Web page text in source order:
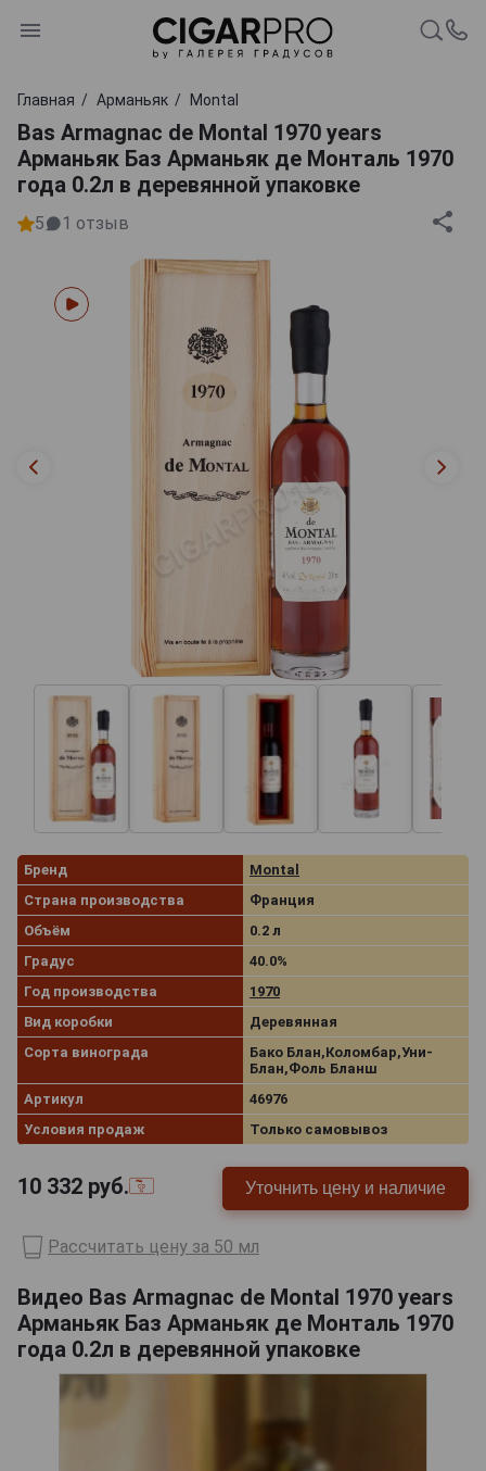
Главная Арманьяк Montal
Bas Armagnac de Montal 1970 years
Арманьяк Баз Арманьяк де Монталь 1970
года 0.2л в деревянной упаковке
5 1 отзыв
Бренд
Montal
Страна производства
Франция
Объём
0.2 л
Градус
40.0%
Год производства
1970
Вид коробки
Деревянная
Сорта винограда
Бако Блан,Коломбар,Уни-
Блан,Фоль Бланш
Артикул
46976
Условия продаж
Только самовывоз
10 332 руб. Уточнить цену и наличие
Рассчитать цену за 50 мл
Видео Bas Armagnac de Montal 1970 years
Арманьяк Баз Арманьяк де Монталь 1970
года 0.2л в деревянной упаковке